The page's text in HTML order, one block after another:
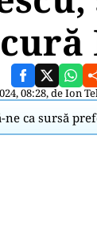
08:28, deIon
ne ca sursă